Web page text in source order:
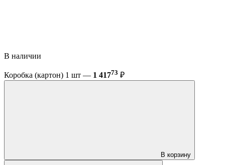
В наличии
Коробка (картон) 1 шт — 1 41773 ₽
В корзину